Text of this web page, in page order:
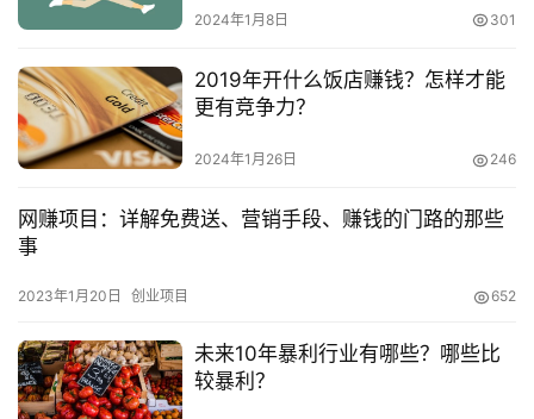
2024年1月8日 301
2019年开什么饭店赚钱？怎样才能
更有竞争力？
2024年1月26日 246
网赚项目：详解免费送、营销手段、赚钱的门路的那些
事
2023年1月20日 创业项目 652
未来10年暴利行业有哪些？哪些比
较暴利？